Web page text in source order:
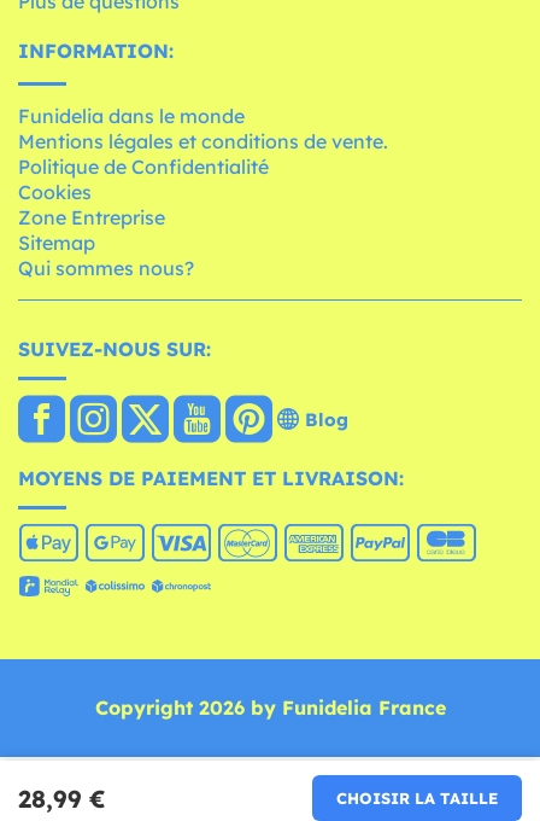
28,99 € CHOISIR LA TAILLE
INFORMATION:
Funidelia dans le monde
Mentions légales et conditions de vente.
Politique de Confidentialité
Cookies
Zone Entreprise
Sitemap
Qui sommes nous?
SUIVEZ-NOUS SUR:
Blog
MOYENS DE PAIEMENT ET LIVRAISON:
Copyright 2026 by Funidelia France